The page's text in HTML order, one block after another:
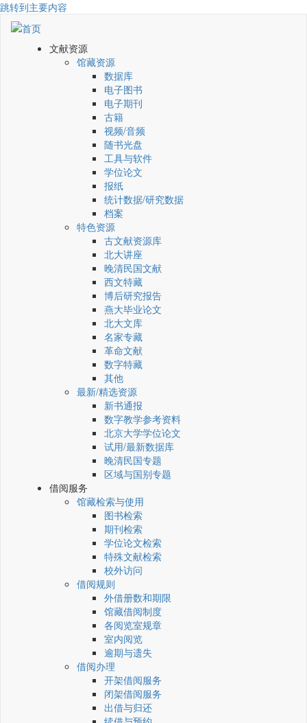
跳转到主要内容
文献资源
馆藏资源
数据库
电子图书
电子期刊
古籍
视频/音频
随书光盘
工具与软件
学位论文
报纸
统计数据/研究数据
档案
特色资源
古文献资源库
北大讲座
晚清民国文献
西文特藏
博后研究报告
燕大毕业论文
北大文库
名家专藏
革命文献
数字特藏
其他
最新/精选资源
新书通报
数字教学参考资料
北京大学学位论文
试用/最新数据库
晚清民国专题
区域与国别专题
借阅服务
馆藏检索与使用
图书检索
期刊检索
学位论文检索
特殊文献检索
校外访问
借阅规则
外借册数和期限
馆藏借阅制度
各阅览室规章
室内阅览
逾期与遗失
借阅办理
开架借阅服务
闭架借阅服务
出借与归还